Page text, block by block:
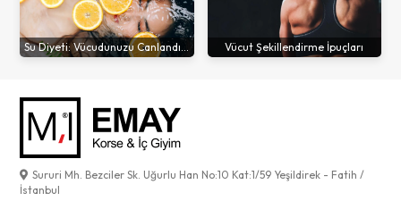
Su Diyeti: Vücudunuzu Canlandı... Vücut Şekillendirme İpuçları
Sururi Mh. Bezciler Sk. Uğurlu Han No:10 Kat:1/59 Yeşildirek - Fatih /
İstanbul